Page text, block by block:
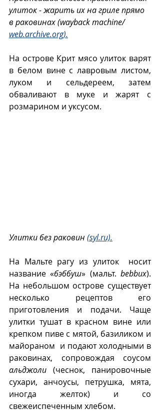
улиток - жарить их на гриле прямо
в раковинах (wayback machine/
web.archive.org).
На острове Крит мясо улиток варят
в белом вине с лавровым листом,
луком и сельдереем, затем
обваливают в муке и жарят с
розмарином и уксусом.
Улитки без раковин (syl.ru).
На Мальте рагу из улиток  носит
название «бэббуш» (мальт. bebbux).
На небольшом острове существует
несколько рецептов его
приготовления и подачи. Чаще
улитки тушат в красном вине или
крепком пиве с мятой, базиликом и
майораном  и подают холодными в
альджоли (чеснок, панировочные
сухари, анчоусы, петрушка, мята,
иногда желток) и со
свежеиспеченным хлебом.